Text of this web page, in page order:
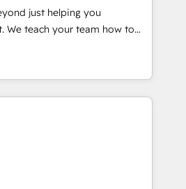
or Paypal 💰 Sage or
Microsoft ✍️ DocuSign or
Integrations"
data across... 🔄 any
Advanced Website and
our in-house "HubScrub" Tool.
just helping you
of They Ask, You
HubSpot partner built
and training. That means
internal team you need to
close deals faster, and grow
learn how to: •
your HubSpot portal •